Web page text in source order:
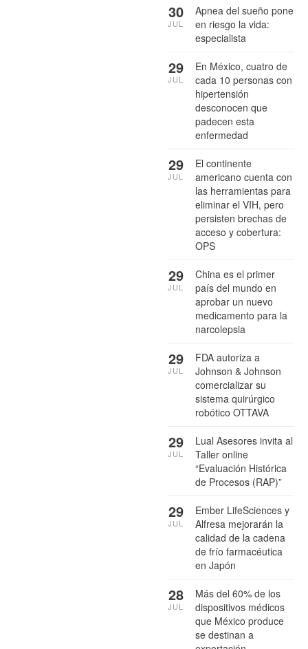
Apnea del sueño pone
en riesgo la vida:
especialista
30
JUL
En México, cuatro de
cada 10 personas con
hipertensión
desconocen que
padecen esta
enfermedad
29
JUL
El continente
americano cuenta con
las herramientas para
eliminar el VIH, pero
persisten brechas de
acceso y cobertura:
OPS
29
JUL
China es el primer
país del mundo en
aprobar un nuevo
medicamento para la
narcolepsia
29
JUL
FDA autoriza a
Johnson & Johnson
comercializar su
sistema quirúrgico
robótico OTTAVA
29
JUL
Lual Asesores invita al
Taller online
“Evaluación Histórica
de Procesos (RAP)”
29
JUL
Ember LifeSciences y
Alfresa mejorarán la
calidad de la cadena
de frío farmacéutica
en Japón
29
JUL
Más del 60% de los
dispositivos médicos
que México produce
se destinan a
28
JUL